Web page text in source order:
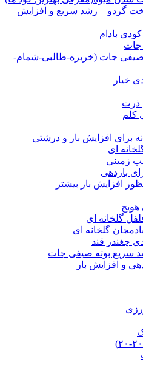
گردو – رشد سریع و افزایش
کودی بادام
جات
صیفی جات (خربزه-طالبی-شمام-
خیار
ذرت
کلم
برای افزایش بار و درشتی
ای
زمینی
باردهی
افزایش بار بیشتر
هویج
گلخانه ای
گلخانه ای
چغندر قند
سریع بوته صیفی جات
و افزایش بار